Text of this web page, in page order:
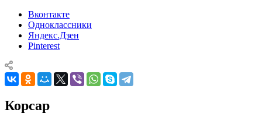
Вконтакте
Одноклассники
Яндекс.Дзен
Pinterest
Корсар